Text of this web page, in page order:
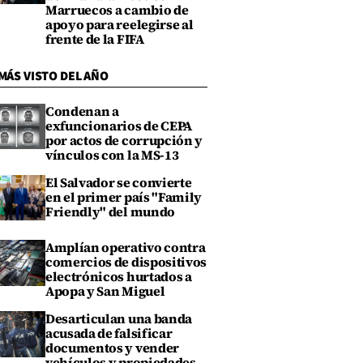
Marruecos a cambio de
apoyo para reelegirse al
frente de la FIFA
VISTO DEL AÑO
Condenan a
exfuncionarios de CEPA
por actos de corrupción y
vínculos con la MS-13
El Salvador se convierte
en el primer país "Family
Friendly" del mundo
Amplían operativo contra
comercios de dispositivos
electrónicos hurtados a
Apopa y San Miguel
Desarticulan una banda
acusada de falsificar
documentos y vender